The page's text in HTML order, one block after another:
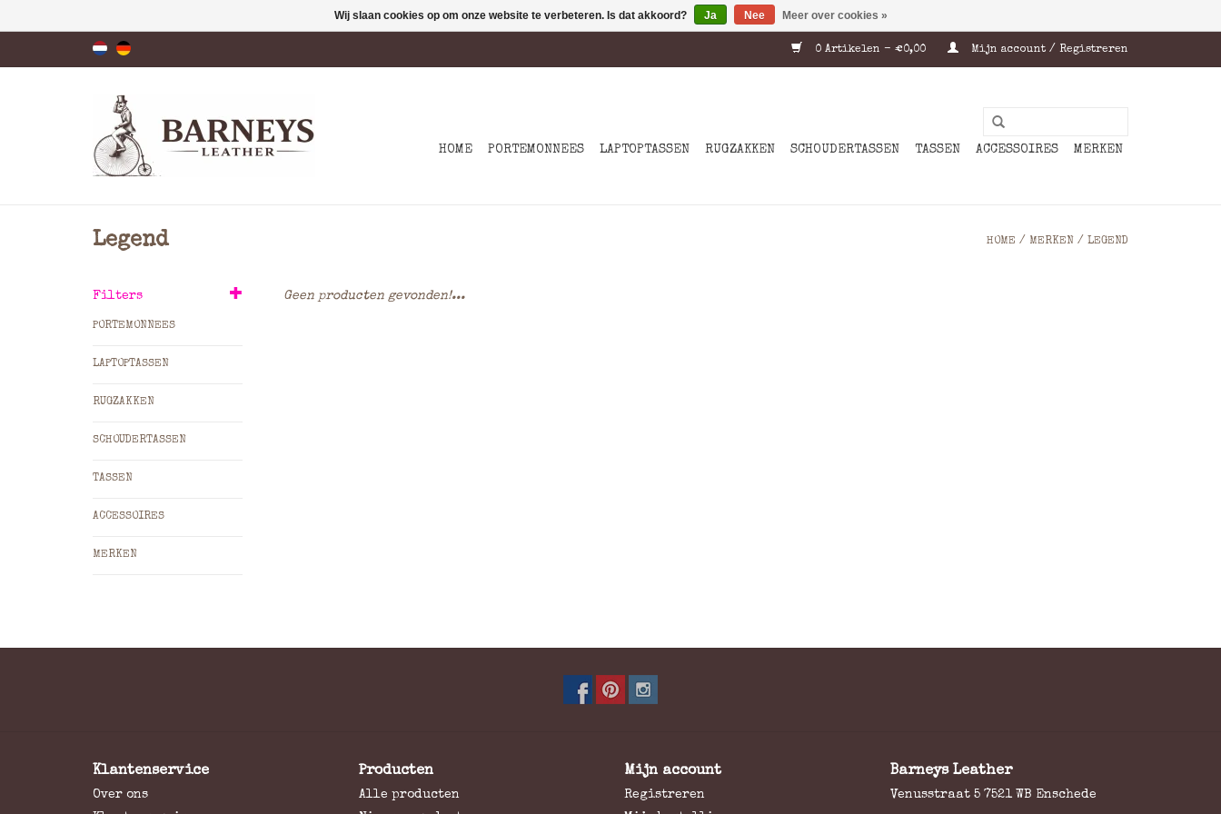
0 Artikelen - €0,00 Mijn account / Registreren
HOME PORTEMONNEES LAPTOPTASSEN RUGZAKKEN SCHOUDERTASSEN TASSEN ACCESSOIRES MERKEN
Legend HOME / MERKEN / LEGEND
Filters
PORTEMONNEES
LAPTOPTASSEN
RUGZAKKEN
SCHOUDERTASSEN
TASSEN
ACCESSOIRES
MERKEN
Geen producten gevonden!...
Klantenservice
Over ons
Producten
Alle producten
Mijn account
Registreren
Barneys Leather
Venusstraat 5 7521 WB Enschede
Wij slaan cookies op om onze website te verbeteren. Is dat akkoord? Ja Nee Meer over cookies »